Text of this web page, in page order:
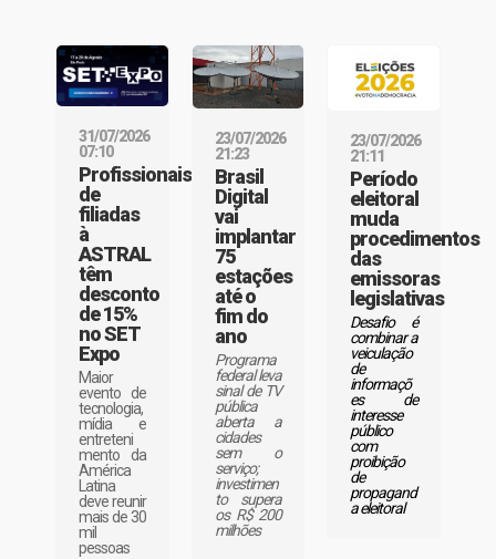
31/07/2026
07:10
Profissionais
de
filiadas
à
ASTRAL
têm
desconto
de 15%
no SET
Expo
Maior
evento de
tecnologia,
mídia e
entreteni
mento da
América
Latina
deve reunir
mais de 30
mil
pessoas
23/07/2026
21:23
Brasil
Digital
vai
implantar
75
estações
até o
fim do
ano
Programa
federal leva
sinal de TV
pública
aberta a
cidades
sem o
serviço;
investimen
to supera
os R$ 200
milhões
23/07/2026
21:11
Período
eleitoral
muda
procedimentos
das
emissoras
legislativas
Desafio é
combinar a
veiculação
de
informaçõ
es de
interesse
público
com
proibição
de
propagand
a eleitoral